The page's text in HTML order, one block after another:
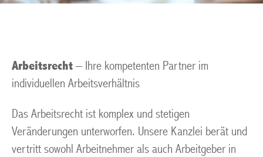
Arbeitsrecht– Ihre kompetenten Partner im
individuellen Arbeitsverhältnis
Das Arbeitsrecht ist komplex und stetigen
Veränderungen unterworfen. Unsere Kanzlei berät und
vertritt sowohl Arbeitnehmer als auch Arbeitgeber in